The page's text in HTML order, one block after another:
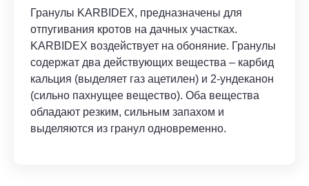
Гранулы KARBIDEX, предназначены для
отпугивания кротов на дачных участках.
KARBIDEX воздействует на обоняние. Гранулы
содержат два действующих вещества – карбид
кальция (выделяет газ ацетилен) и 2-ундеканон
(сильно пахнущее вещество). Оба вещества
обладают резким, сильным запахом и
выделяются из гранул одновременно.